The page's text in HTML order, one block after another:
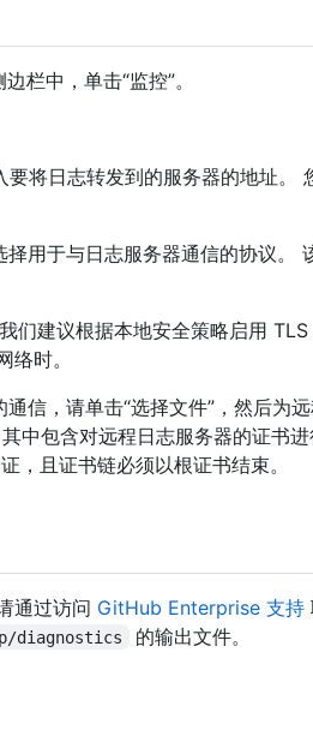
栏中，单击“监控”。
要将日志转发到的服务器的地址。
用于与日志服务器通信的协议。
我们建议根据本地安全策略启用
时。
信，请单击“选择文件”，然后为
中包含对远程日志服务器的证书
，且证书链必须以根证书结束。
通过访问 GitHub Enterprise 支持
diagnostics 的输出文件。